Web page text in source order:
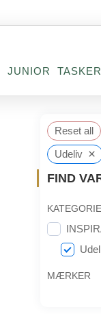
JUNIOR
Reset all
Udeliv ×
FIND
MÆRKER